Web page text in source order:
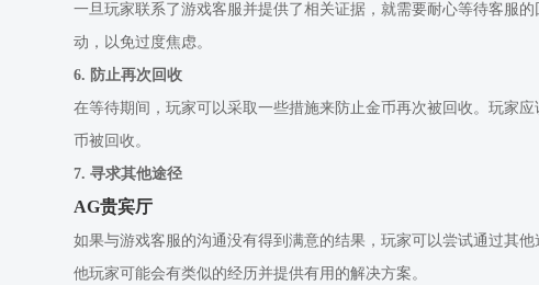
一旦玩家联系了游戏客服并提供了相关证据，就需要耐心等待客服
动，以免过度焦虑。
6. 防止再次回收
在等待期间，玩家可以采取一些措施来防止金币再次被回收。玩家
币被回收。
7. 寻求其他途径
AG贵宾厅
如果与游戏客服的沟通没有得到满意的结果，玩家可以尝试通过其
他玩家可能会有类似的经历并提供有用的解决方案。